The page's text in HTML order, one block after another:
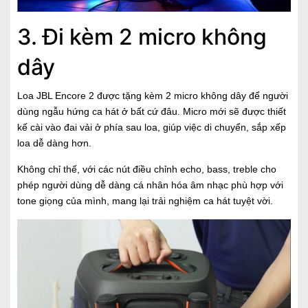
3. Đi kèm 2 micro không
dây
Loa JBL Encore 2 được tặng kèm 2 micro không dây để người
dùng ngẫu hứng ca hát ở bất cứ đâu. Micro mới sẽ được thiết
kế cài vào đai vải ở phía sau loa, giúp việc di chuyển, sắp xếp
loa dễ dàng hơn.
Không chỉ thế, với các nút điều chỉnh echo, bass, treble cho
phép người dùng dễ dàng cá nhân hóa âm nhạc phù hợp với
tone giọng của mình, mang lại trải nghiệm ca hát tuyệt vời.